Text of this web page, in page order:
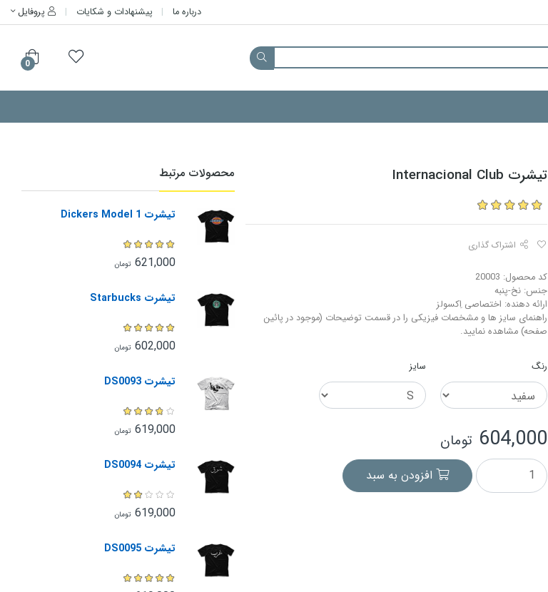
پروفایل درباره ما پیشنهادات و شکایات
0
تیشرت Internacional Club
اشتراک گذاری
کد محصول: 20003
جنس: نخ-پنبه
ارائه دهنده: اختصاصی اِکسولز
راهنمای سایز ها و مشخصات فیزیکی را در قسمت توضیحات (موجود در پائین
صفحه) مشاهده نمایید.
رنگ سایز
604,000 تومان
افزودن به سبد
محصولات مرتبط
تیشرت Dickers Model 1
621,000 تومان
تیشرت Starbucks
602,000 تومان
تیشرت DS0093
619,000 تومان
تیشرت DS0094
619,000 تومان
تیشرت DS0095